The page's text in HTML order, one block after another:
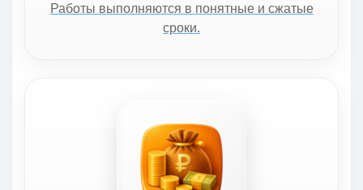
Работы выполняются в понятные и сжатые
сроки.